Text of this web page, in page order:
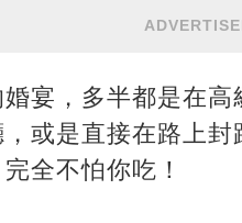
宴，多半都是在
或是直接在路上
全不怕你吃！